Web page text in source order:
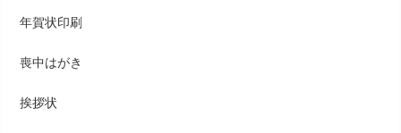
年賀状印刷
喪中はがき
挨拶状